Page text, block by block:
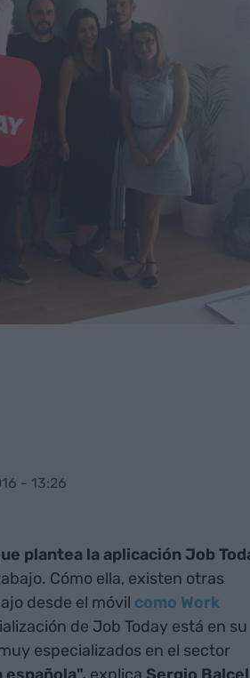
- 13:26
plantea la aplicación Job
Cómo ella, existen otras
desde el móvil como Work
de Job Today está en su
especializados en el sector